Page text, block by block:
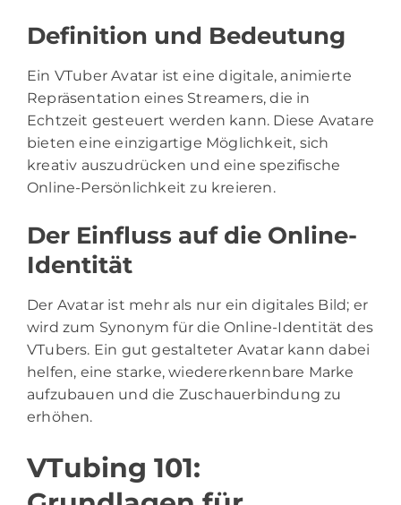
Definition und Bedeutung
Ein VTuber Avatar ist eine digitale, animierte
Repräsentation eines Streamers, die in
Echtzeit gesteuert werden kann. Diese Avatare
bieten eine einzigartige Möglichkeit, sich
kreativ auszudrücken und eine spezifische
Online-Persönlichkeit zu kreieren.
Der Einfluss auf die Online-
Identität
Der Avatar ist mehr als nur ein digitales Bild; er
wird zum Synonym für die Online-Identität des
VTubers. Ein gut gestalteter Avatar kann dabei
helfen, eine starke, wiedererkennbare Marke
aufzubauen und die Zuschauerbindung zu
erhöhen.
VTubing 101: